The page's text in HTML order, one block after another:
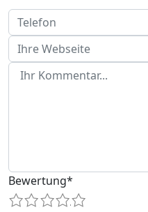
Bewertung*
4
3
2
1